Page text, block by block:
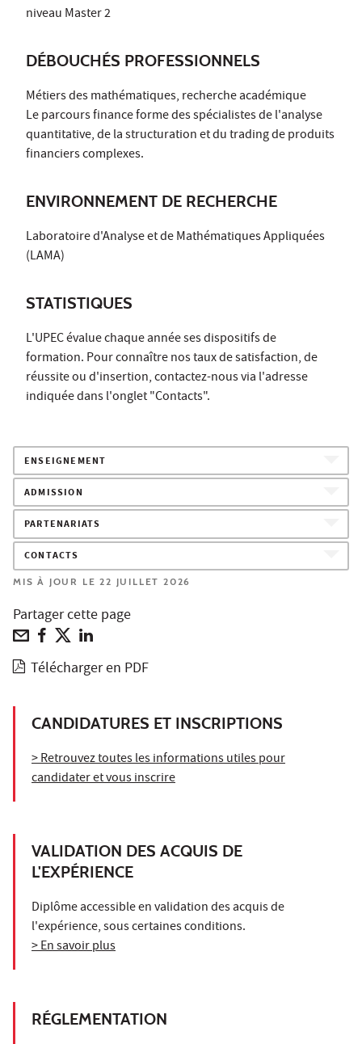
niveau Master 2
DÉBOUCHÉS PROFESSIONNELS
Métiers des mathématiques, recherche académique
Le parcours finance forme des spécialistes de l'analyse
quantitative, de la structuration et du trading de produits
financiers complexes.
ENVIRONNEMENT DE RECHERCHE
Laboratoire d'Analyse et de Mathématiques Appliquées
(LAMA)
STATISTIQUES
L'UPEC évalue chaque année ses dispositifs de
formation. Pour connaître nos taux de satisfaction, de
réussite ou d'insertion, contactez-nous via l'adresse
indiquée dans l'onglet "Contacts".
ENSEIGNEMENT
ADMISSION
PARTENARIATS
CONTACTS
MIS À JOUR LE 22 JUILLET 2026
Partager cette page
Télécharger en PDF
CANDIDATURES ET INSCRIPTIONS
> Retrouvez toutes les informations utiles pour
candidater et vous inscrire
VALIDATION DES ACQUIS DE
L'EXPÉRIENCE
Diplôme accessible en validation des acquis de
l'expérience, sous certaines conditions.
> En savoir plus
RÉGLEMENTATION